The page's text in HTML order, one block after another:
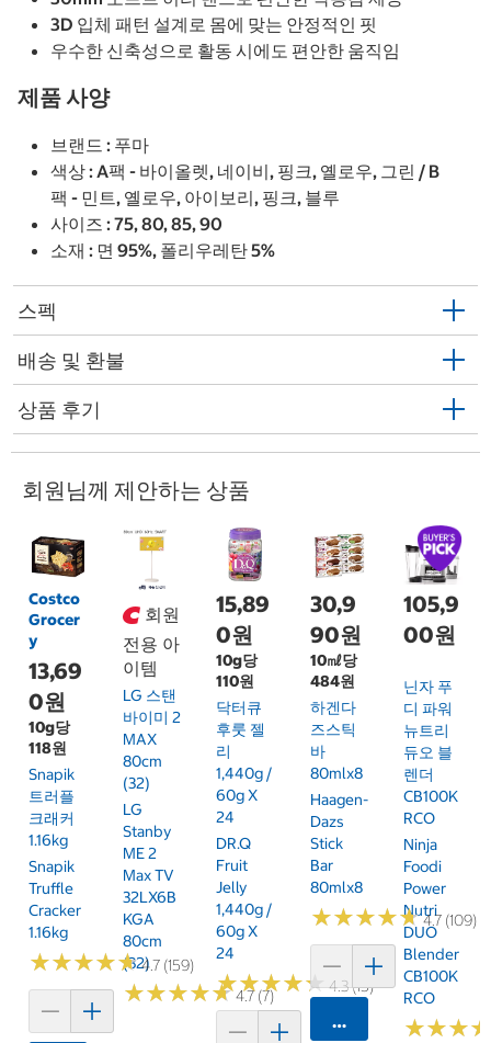
3D 입체 패턴 설계로 몸에 맞는 안정적인 핏
우수한 신축성으로 활동 시에도 편안한 움직임
제품 사양
브랜드 : 푸마
색상 : A팩 - 바이올렛, 네이비, 핑크, 옐로우, 그린 / B
팩 - 민트, 옐로우, 아이보리, 핑크, 블루
사이즈 : 75, 80, 85, 90
소재 : 면 95%, 폴리우레탄 5%
스펙
배송 및 환불
상품 후기
회원님께 제안하는 상품
Costco
Grocer
y
13,69
0원
10g당
118원
Snapik
트러플
크래커
1.16kg
Snapik
Truffle
Cracker
1.16kg
★★★★★
★★★★★4.7 (159)
회원
전용 아
이템
LG 스탠
바이미 2
MAX
80cm
(32)
LG
Stanby
ME 2
Max TV
32LX6B
KGA
80cm
(32)
★★★★★
★★★★★4.7 (7)
15,89
0원
10g당
110원
닥터큐
후룻 젤
리
1,440g /
60g X
24
DR.Q
Fruit
Jelly
1,440g /
60g X
24
★★★★★
★★★★★4.3 (15)
30,9
90원
10㎖당
484원
하겐다
즈스틱
바
80mlx8
Haagen-
Dazs
Stick
Bar
80mlx8
★★★★★
★★★★★4.7 (109)
카트에 담기
105,9
00원
닌자 푸
디 파워
뉴트리
듀오 블
렌더
CB100K
RCO
Ninja
Foodi
Power
Nutri
DUO
Blender
CB100K
RCO
★★★
★★★